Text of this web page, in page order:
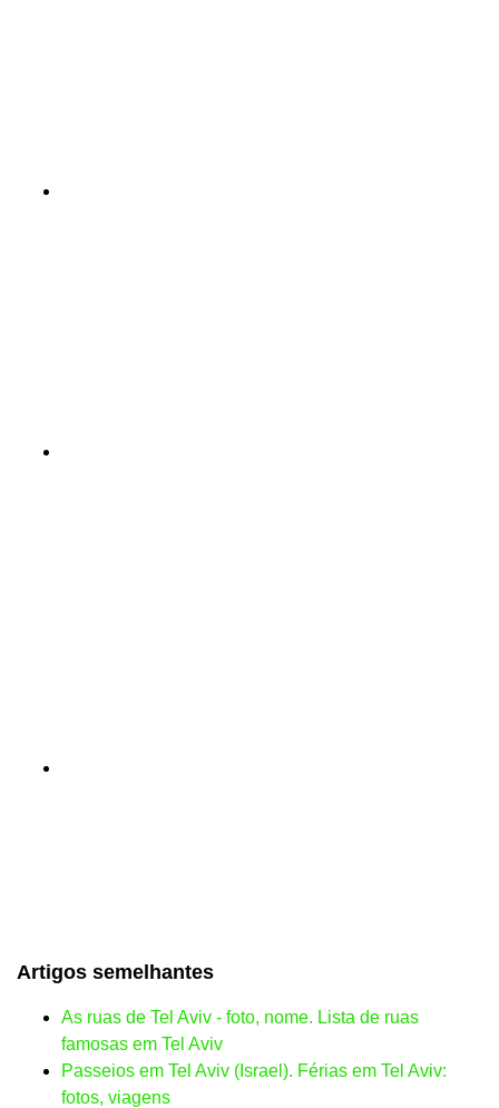
Artigos semelhantes
As ruas de Tel Aviv - foto, nome. Lista de ruas
famosas em Tel Aviv
Passeios em Tel Aviv (Israel). Férias em Tel Aviv:
fotos, viagens